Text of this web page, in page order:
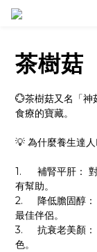
茶樹菇
💮茶樹菇又名「神
食療的寶藏。
💡 為什麼養生達人
1.	補腎平肝： 對於經常熬夜、工作壓力大導致的肝火旺盛非常
有幫助。
2.	降低膽固醇： 研究顯示茶樹菇有助於調節血脂，是長輩們的
最佳伴侶。
3.	抗衰老美顏： 豐富的抗氧化成分，讓你由內而外散發好氣
色。